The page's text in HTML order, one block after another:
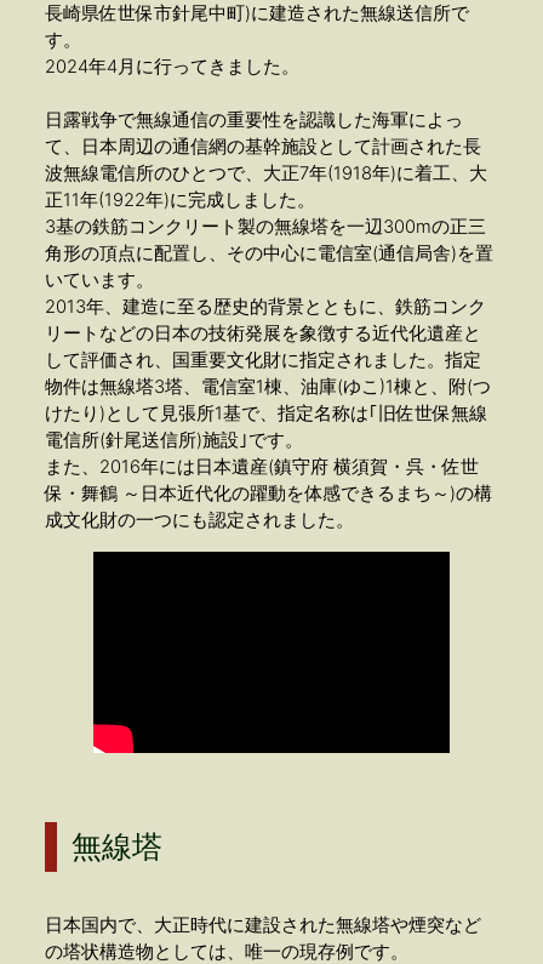
長崎県佐世保市針尾中町)に建造された無線送信所で
す。
2024年4月に行ってきました。
日露戦争で無線通信の重要性を認識した海軍によっ
て、日本周辺の通信網の基幹施設として計画された長
波無線電信所のひとつで、大正7年(1918年)に着工、大
正11年(1922年)に完成しました。
3基の鉄筋コンクリート製の無線塔を一辺300mの正三
角形の頂点に配置し、その中心に電信室(通信局舎)を置
いています。
2013年、建造に至る歴史的背景とともに、鉄筋コンク
リートなどの日本の技術発展を象徴する近代化遺産と
して評価され、国重要文化財に指定されました。指定
物件は無線塔3塔、電信室1棟、油庫(ゆこ)1棟と、附(つ
けたり)として見張所1基で、指定名称は｢旧佐世保無線
電信所(針尾送信所)施設｣です。
また、2016年には日本遺産(鎮守府 横須賀・呉・佐世
保・舞鶴 ～日本近代化の躍動を体感できるまち～)の構
成文化財の一つにも認定されました。
無線塔
日本国内で、大正時代に建設された無線塔や煙突など
の塔状構造物としては、唯一の現存例です。